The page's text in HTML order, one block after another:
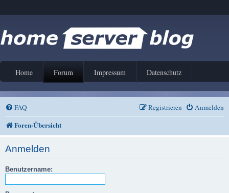
Home Forum Impressum Datenschutz
FAQ Anmelden
Registrieren
Foren-Übersicht
Anmelden
Benutzername: